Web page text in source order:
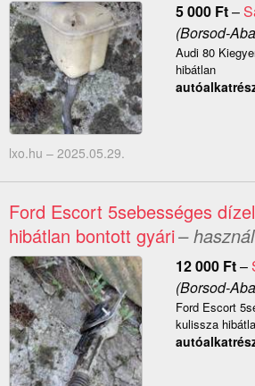
5 000 Ft–
(Borsod-
Audi 80
hibátlan
lxo.hu – 2025.05.29.
Ford Escort 5sebességes
hibátlan bontott gyári–
12 000 Ft–
(Borsod-
Ford Escort
kulissza